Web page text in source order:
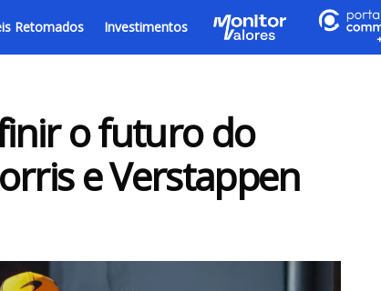
Retomados Investimentos
o futuro do
e Verstappen